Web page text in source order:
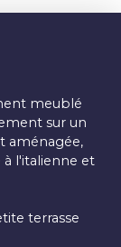
meublé
sur un
aménagée,
à l'italienne et
terrasse